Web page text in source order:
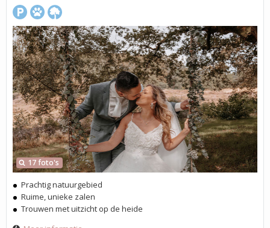
17 foto's
Prachtig natuurgebied
Ruime, unieke zalen
Trouwen met uitzicht op de heide